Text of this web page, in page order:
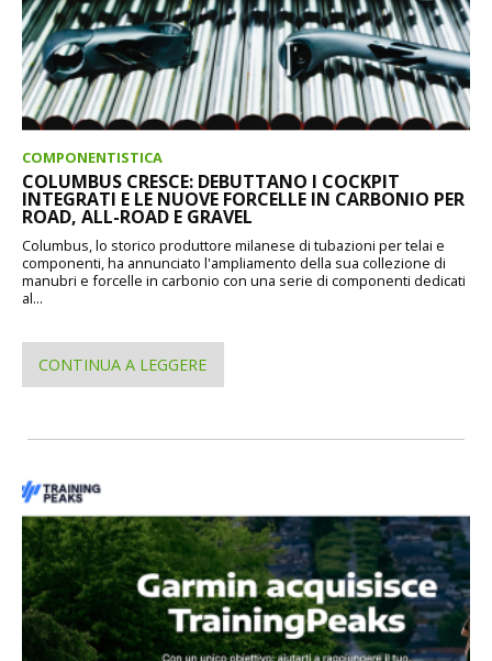
COMPONENTISTICA
COLUMBUS CRESCE: DEBUTTANO I COCKPIT
INTEGRATI E LE NUOVE FORCELLE IN CARBONIO PER
ROAD, ALL-ROAD E GRAVEL
Columbus, lo storico produttore milanese di tubazioni per telai e
componenti, ha annunciato l'ampliamento della sua collezione di
manubri e forcelle in carbonio con una serie di componenti dedicati
al...
CONTINUA A LEGGERE